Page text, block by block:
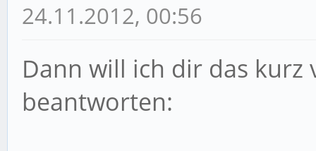
24.11.2012, 00:56
Dann will ich dir das
beantworten: